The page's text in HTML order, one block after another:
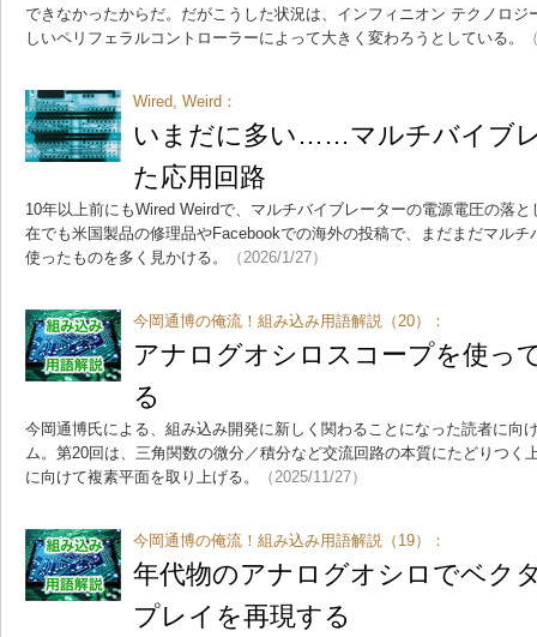
できなかったからだ。だがこうした状況は、インフィニオン テクノロ
しいペリフェラルコントローラーによって大きく変わろうとしている。
Wired, Weird：
いまだに多い……マルチバイブ
た応用回路
10年以上前にもWired Weirdで、マルチバイブレーターの電源電圧の落
在でも米国製品の修理品やFacebookでの海外の投稿で、まだまだマル
使ったものを多く見かける。
（2026/1/27）
今岡通博の俺流！組み込み用語解説（20）：
アナログオシロスコープを使っ
る
今岡通博氏による、組み込み開発に新しく関わることになった読者に向
ム。第20回は、三角関数の微分／積分など交流回路の本質にたどりつく
に向けて複素平面を取り上げる。
（2025/11/27）
今岡通博の俺流！組み込み用語解説（19）：
年代物のアナログオシロでベク
プレイを再現する